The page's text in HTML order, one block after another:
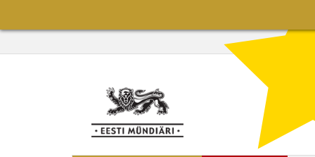
Eesti
rahapajade
kollektsioonimüntide